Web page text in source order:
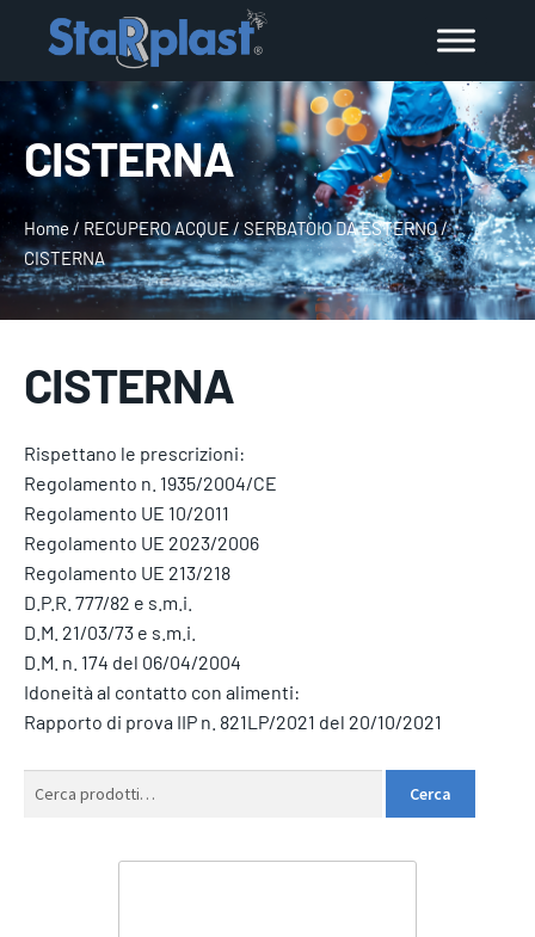
CISTERNA
Home / RECUPERO ACQUE/SERBATOIO DA ESTERNO/
CISTERNA
CISTERNA
Rispettano le prescrizioni:
Regolamento n. 1935/2004/CE
Regolamento UE 10/2011
Regolamento UE 2023/2006
Regolamento UE 213/218
D.P.R. 777/82 e s.m.i.
D.M. 21/03/73 e s.m.i.
D.M. n. 174 del 06/04/2004
Idoneità al contatto con alimenti:
Rapporto di prova IIP n. 821LP/2021 del 20/10/2021
Cerca